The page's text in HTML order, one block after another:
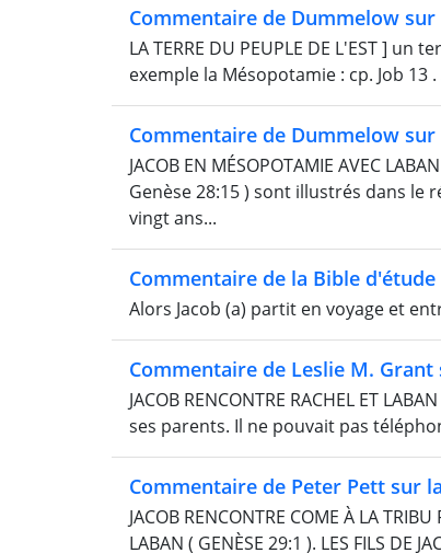
Commentaire de Dummelow sur
LA TERRE DU PEUPLE DE L'EST ]
exemple la Mésopotamie : cp. Job
Commentaire de Dummelow sur
JACOB EN MÉSOPOTAMIE AVEC
Genèse 28:15 ) sont illustrés dans
vingt ans...
Commentaire de la Bible d'étude
Alors Jacob (a) partit en voyage et
Commentaire de Leslie M. Grant
JACOB RENCONTRE RACHEL ET
ses parents. Il ne pouvait pas
Commentaire de Peter Pett sur
JACOB RENCONTRE COME À LA
LABAN ( GENÈSE 29:1 ). LES FILS DE